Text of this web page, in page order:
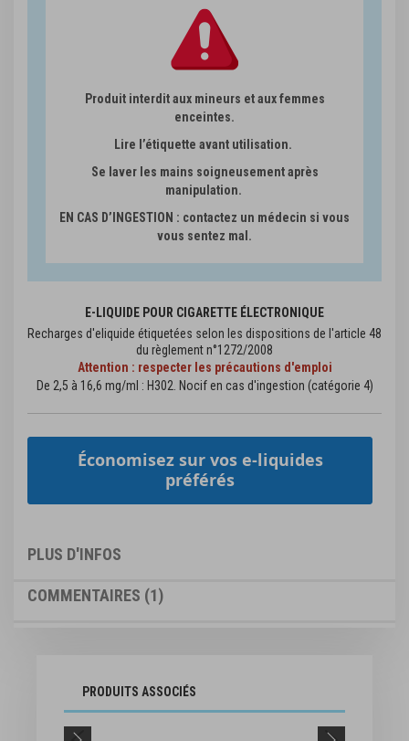
Produit interdit aux mineurs et aux femmes
enceintes.
Lire l’étiquette avant utilisation.
Se laver les mains soigneusement après
manipulation.
EN CAS D’INGESTION : contactez un médecin si vous
vous sentez mal.
E-LIQUIDE POUR CIGARETTE ÉLECTRONIQUE
Recharges d'eliquide étiquetées selon les dispositions de l'article 48
du règlement n°1272/2008
Attention : respecter les précautions d'emploi
De 2,5 à 16,6 mg/ml : H302. Nocif en cas d'ingestion (catégorie 4)
Économisez sur vos e-liquides
préférés
PLUS D'INFOS
COMMENTAIRES 1
PRODUITS ASSOCIÉS